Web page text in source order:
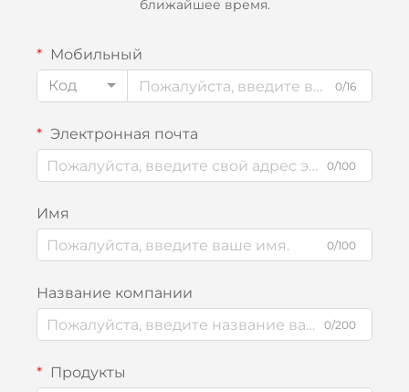
ближайшее время.
Мобильный
Код
0/16
Электронная почта
0/100
Имя
0/100
Название компании
0/200
Продукты